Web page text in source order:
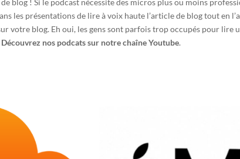
blog ! Si le podcast nécessite des micros plus ou moins
les présentations de lire à voix haute l’article de blog tout en
votre blog. Eh oui, les gens sont parfois trop occupés pour
Découvrez nos podcats sur notre chaîne Youtube.